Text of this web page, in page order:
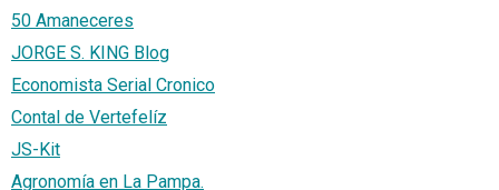
50 Amaneceres
JORGE S. KING Blog
Economista Serial Cronico
Contal de Vertefelíz
JS-Kit
Agronomía en La Pampa.